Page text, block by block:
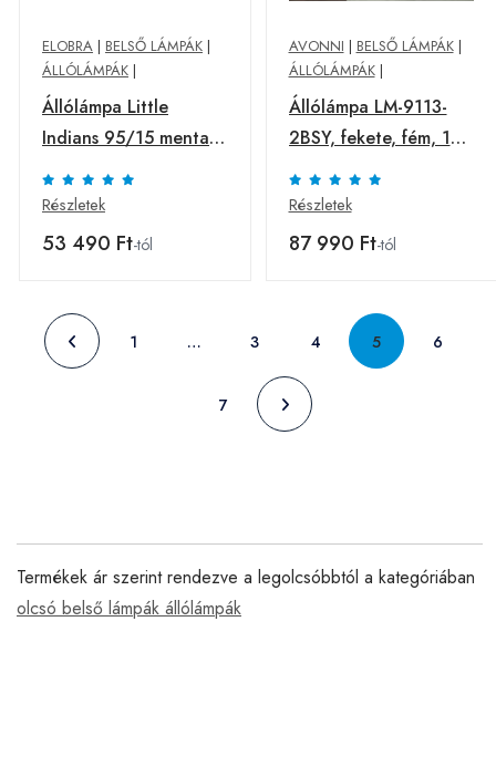
ELOBRA | BELSŐ LÁMPÁK |
ÁLLÓLÁMPÁK |
Állólámpa Little
Indians 95/15 menta
állatmotívum
Részletek
53 490 Ft-tól
AVONNI | BELSŐ LÁMPÁK|
ÁLLÓLÁMPÁK|
Állólámpa LM-9113-
2BSY, fekete, fém, 180
cm magas, E14, E14
Részletek
87 990 Ft-tól
1 … 3 4 5 6
7
Termékek ár szerint rendezve a legolcsóbbtól a kategóriában
olcsó belső lámpák állólámpák